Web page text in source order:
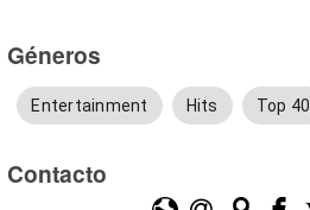
Géneros
Entertainment Hits Top 40
Contacto